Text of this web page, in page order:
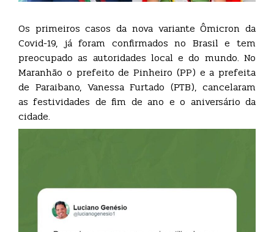
Os primeiros casos da nova variante Ômicron da
Covid-19, já foram confirmados no Brasil e tem
preocupado as autoridades local e do mundo. No
Maranhão o prefeito de Pinheiro (PP) e a prefeita
de Paraibano, Vanessa Furtado (PTB), cancelaram
as festividades de fim de ano e o aniversário da
cidade.